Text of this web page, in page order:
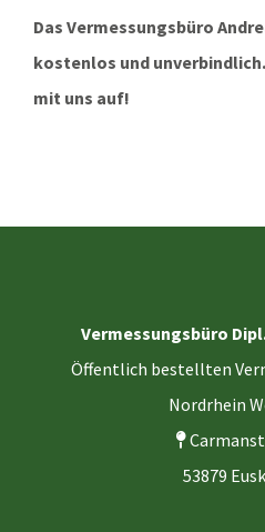
Das Vermessungsbüro
kostenlos und
mit uns auf!
Vermessungsbüro
Öffentlich bestellten
Nordrhein
53879